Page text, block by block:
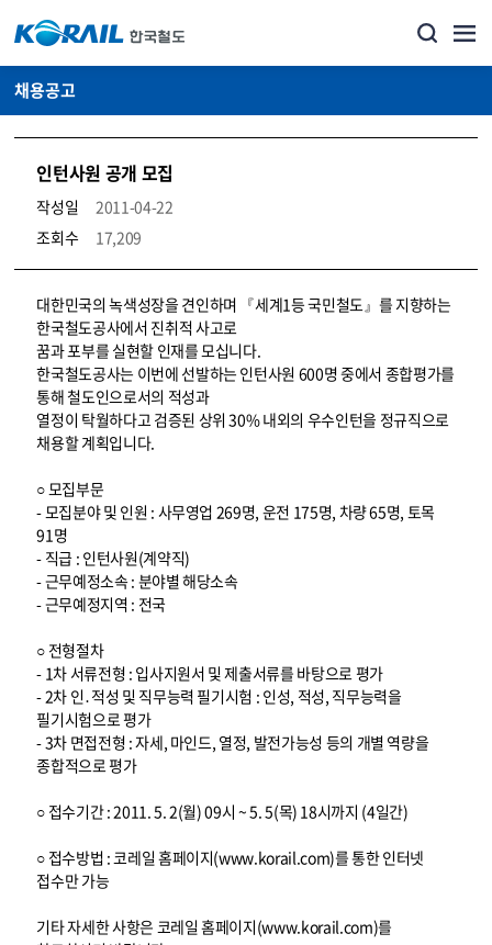
채용공고
인턴사원 공개 모집
작성일
2011-04-22
조회수
17,209
코레일소개_경영공시_채용공고 상세보기 – 내용, 파일, 담당자 연락처로 구성
대한민국의 녹색성장을 견인하며 『세계1등 국민철도』를 지향하는
한국철도공사에서 진취적 사고로
꿈과 포부를 실현할 인재를 모십니다.
한국철도공사는 이번에 선발하는 인턴사원 600명 중에서 종합평가를
통해 철도인으로서의 적성과
열정이 탁월하다고 검증된 상위 30% 내외의 우수인턴을 정규직으로
채용할 계획입니다.
○ 모집부문
- 모집분야 및 인원 : 사무영업 269명, 운전 175명, 차량 65명, 토목
91명
- 직급 : 인턴사원(계약직)
- 근무예정소속 : 분야별 해당소속
- 근무예정지역 : 전국
○ 전형절차
- 1차 서류전형 : 입사지원서 및 제출서류를 바탕으로 평가
- 2차 인․적성 및 직무능력 필기시험 : 인성, 적성, 직무능력을
필기시험으로 평가
- 3차 면접전형 : 자세, 마인드, 열정, 발전가능성 등의 개별 역량을
종합적으로 평가
○ 접수기간 : 2011. 5. 2(월) 09시 ~ 5. 5(목) 18시까지 (4일간)
○ 접수방법 : 코레일 홈페이지(www.korail.com)를 통한 인터넷
접수만 가능
기타 자세한 사항은 코레일 홈페이지(www.korail.com)를